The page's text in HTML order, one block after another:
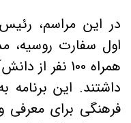
در این مراسم،
اول سفارت روسیه،
همراه 100
داشتند. این
فرهنگی برای معرفی